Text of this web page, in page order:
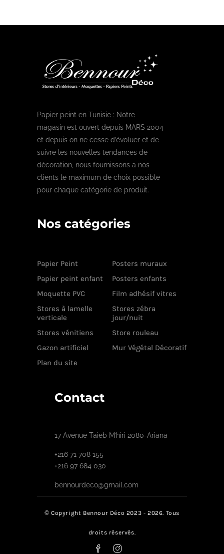
Papier peint en Tunisie : Notre
magasin est ouvert depuis MARS 2004
et depuis on ne cesse d’évoluer et de
suivre les nouvelles tendances de
décoration, nous fournissons a nos
clients le maximum de choix possible
pour chaque catégorie de produit.
Nos catégories
Papier Peint
Posters muraux
Papier peint enfant
Posters enfants
Moquette PVC
Film adhésif vitres
Stores à lamelle
verticale
Stores zébra
jour/nuit
Stores vénitiens
Store rouleau
Gazon artificiel
Mur Végétal Décoratif
Plan du site
Contact
17 Avenue Taieb M’hiri 2080-Ariana
+216 71 708 155
+216 97 684 030
bennourdeco@gmail.com
© Copyright Bennour Déco 2023 - 2026. Tous
droits réservés.